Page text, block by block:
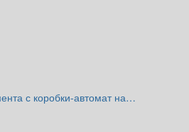
с коробки-автомат на…